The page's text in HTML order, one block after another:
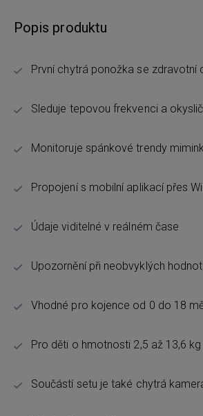
Popis produktu
První chytrá ponožka se zdravotní
Sleduje tepovou frekvenci a
Monitoruje spánkové trendy
Propojení s mobilní aplikací přes
Údaje viditelné v reálném čase
Upozornění při neobvyklých
Vhodné pro kojence od 0 do 18
Pro děti o hmotnosti 2,5 až 13,6 kg
Součástí setu je také chytrá